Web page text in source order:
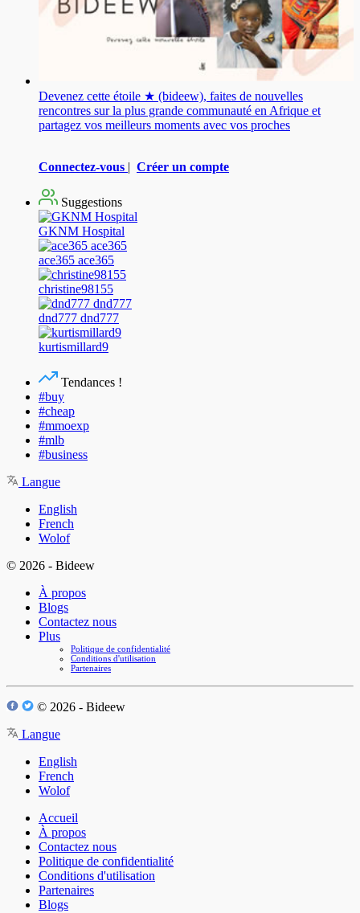
Devenez cette étoile ★ (bideew), faites de nouvelles
rencontres sur la plus grande communauté en Afrique et
partagez vos meilleurs moments avec vos proches
Connectez-vous | Créer un compte
Suggestions
GKNM Hospital
ace365 ace365
christine98155
dnd777 dnd777
kurtismillard9
Tendances !
#buy
#cheap
#mmoexp
#mlb
#business
Langue
English
French
Wolof
© 2026 - Bideew
À propos
Blogs
Contactez nous
Plus
Politique de confidentialité
Conditions d'utilisation
Partenaires
© 2026 - Bideew
Langue
English
French
Wolof
Accueil
À propos
Contactez nous
Politique de confidentialité
Conditions d'utilisation
Partenaires
Blogs